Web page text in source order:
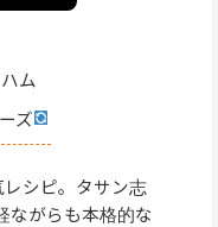
ム
ズ
シピ。タサン志
ながらも本格的な